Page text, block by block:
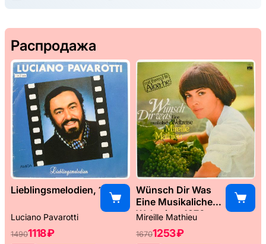
Распродажа
Lieblingsmelodien, 1989
Luciano Pavarotti
14901118 ₽
Wünsch Dir Was
Eine Musikaliche
Weltreise, 1976
Mireille Mathieu
16701253 ₽